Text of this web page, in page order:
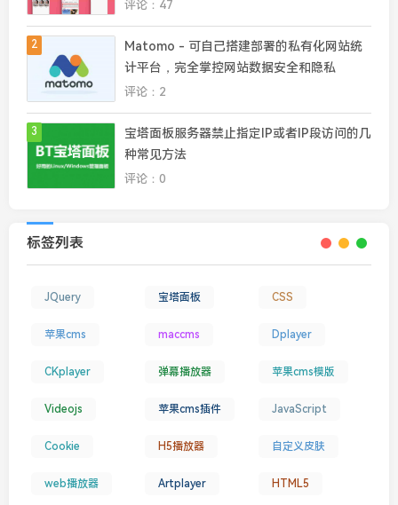
评论：47
2
Matomo - 可自己搭建部署的私有化网站统
计平台，完全掌控网站数据安全和隐私
评论：2
3
宝塔面板服务器禁止指定IP或者IP段访问的几
种常见方法
评论：0
标签列表
JQuery 宝塔面板 CSS
苹果cms maccms Dplayer
CKplayer 弹幕播放器 苹果cms模版
Videojs 苹果cms插件 JavaScript
Cookie H5播放器 自定义皮肤
web播放器 Artplayer HTML5